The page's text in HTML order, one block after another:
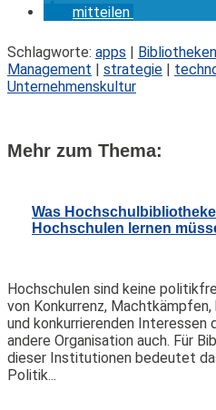
mitteilen
Schlagworte: apps | Bibliotheken
Management | strategie |
Unternehmenskultur
Mehr zum Thema:
Was
Hochschulen lernen
Hochschulen sind keine
von Konkurrenz,
und konkurrierenden Interessen
andere Organisation auch. Für
dieser Institutionen bedeutet
Politik...